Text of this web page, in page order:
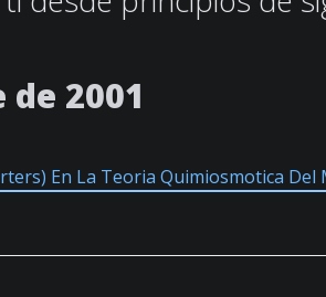
2001
En La Teoria Quimiosmotica Del